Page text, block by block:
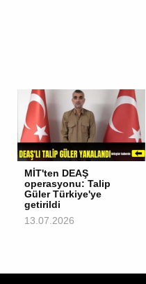
MİT'ten DEAŞ
operasyonu: Talip
Güler Türkiye'ye
getirildi
13.07.2026